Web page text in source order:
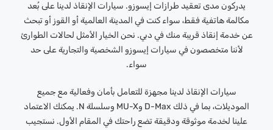
يدركون مدى تعقيد طرازات إيسوزو. سيارات الإنقاذ لدينا على بُعد
مكالمة هاتفية فقط، سواء كنت في المدينة العالمية أو القوز أو تبحث
عن خدمة إنقاذ قريبة منك في دبي. نحن الخيار الأمثل لحالات الطوارئ
لأننا متخصصون في سيارات إيسوزو الشخصية والتجارية على حد
سواء.
سيارات الإنقاذ لدينا مجهزة للتعامل بأمان وفعالية مع جميع
الموديلات، بما في ذلك D-Max وMU-X وسلسلة N. يمكنك الاعتماد
علينا لخدمة موثوقة ودقيقة تضع راحتك في المقام الأول. نستجيب